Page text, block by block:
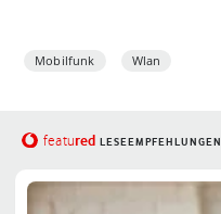
Mobilfunk Wlan
featured LESEEMPFEHLUNGEN